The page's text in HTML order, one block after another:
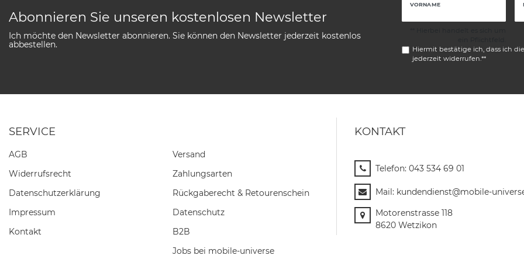
Abonnieren Sie unseren kostenlosen Newsletter
Ich möchte den Newsletter abonnieren. Sie können den Newsletter jederzeit kostenlos
abbestellen.
VORNAME
Hiermit bestätige ich, dass ich die
jederzeit widerrufen.**
SERVICE
AGB
Widerrufs­recht
Daten­schutz­erklärung
Impressum
Kontakt
Versand
Zahlungsarten
Rückgaberecht & Retourenschein
Datenschutz
B2B
Jobs bei mobile-universe
KONTAKT
Telefon: 043 534 69 01
Mail: kundendienst@mobile-
Motorenstrasse 118
8620 Wetzikon